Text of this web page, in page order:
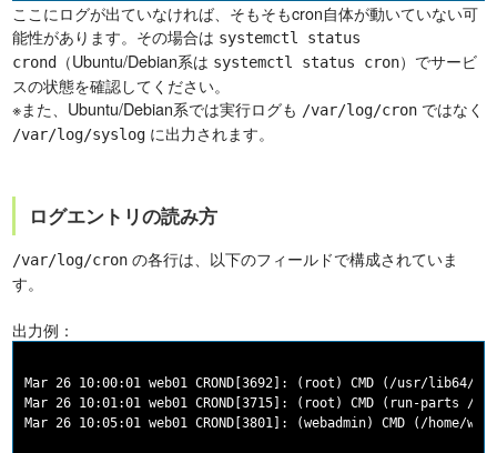
ここにログが出ていなければ、そもそもcron自体が動いていない可
能性があります。その場合は systemctl status
crond
（Ubuntu/Debian系は systemctl status cron）でサービ
スの状態を確認してください。
※また、Ubuntu/Debian系では実行ログも /var/log/cron ではなく
/var/log/syslog に出力されます。
ログエントリの読み方
/var/log/cron の各行は、以下のフィールドで構成されていま
す。
出力例：
Mar 26 10:00:01 web01 CROND[3692]: (root) CMD (/usr/lib64/
Mar 26 10:01:01 web01 CROND[3715]: (root) CMD (run-parts /